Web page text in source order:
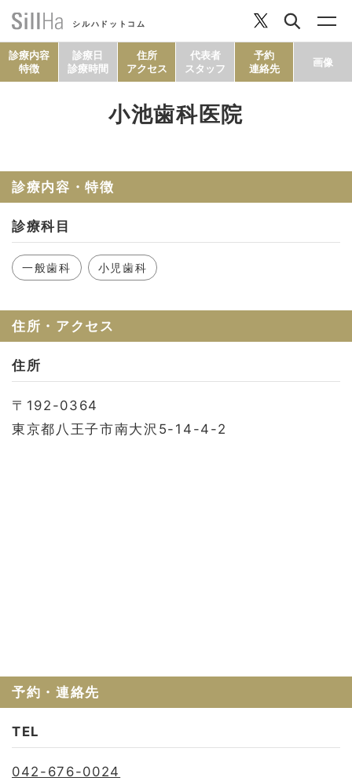
シルハドットコム
セルフチェック
診療内容
特徴
診療日
診療時間
住所
アクセス
代表者
スタッフ
予約
連絡先
画像
小池歯科医院
診療内容・特徴
診療科目
一般歯科 小児歯科
住所・アクセス
住所
〒192-0364
東京都八王子市南大沢5-14-4-2
予約・連絡先
TEL
042-676-0024